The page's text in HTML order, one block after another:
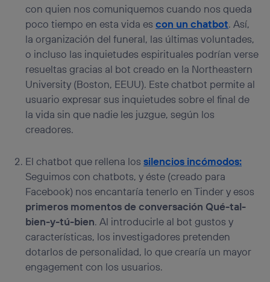
con quien nos comuniquemos cuando nos queda
poco tiempo en esta vida escon un chatbot. Así,
la organización del funeral, las últimas voluntades,
o incluso las inquietudes espirituales podrían verse
resueltas gracias al bot creado en la Northeastern
University (Boston, EEUU). Este chatbot permite al
usuario expresar sus inquietudes sobre el final de
la vida sin que nadie les juzgue, según los
creadores.
El chatbot que rellena lossilencios incómodos:
Seguimos con chatbots, y éste (creado para
Facebook) nos encantaría tenerlo en Tinder y esos
primeros momentos de conversación Qué-tal-
bien-y-tú-bien. Al introducirle al bot gustos y
características, los investigadores pretenden
dotarlos de personalidad, lo que crearía un mayor
engagement con los usuarios.